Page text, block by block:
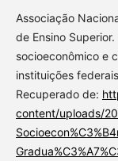
Associação
de Ensino
socioeconômico e
instituições
Recuperado de:
content/uploads/